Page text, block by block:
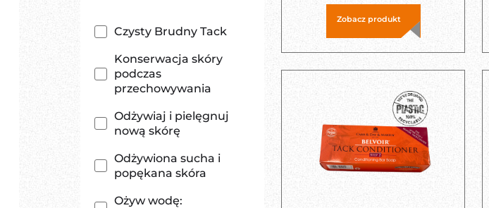
Czysty Brudny Tack
Konserwacja skóry
podczas
przechowywania
Odżywiaj i pielęgnuj
nową skórę
Odżywiona sucha i
popękana skóra
Ożyw wodę:
Zobacz produkt